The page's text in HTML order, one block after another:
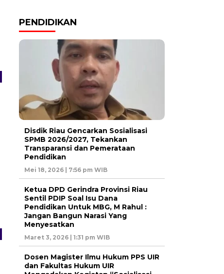
PENDIDIKAN
Disdik Riau Gencarkan Sosialisasi
SPMB 2026/2027, Tekankan
Transparansi dan Pemerataan
Pendidikan
Mei 18, 2026 | 7:56 pm WIB
Ketua DPD Gerindra Provinsi Riau
Sentil PDIP Soal Isu Dana
Pendidikan Untuk MBG, M Rahul :
Jangan Bangun Narasi Yang
Menyesatkan
Maret 3, 2026 | 1:31 pm WIB
Dosen Magister Ilmu Hukum PPS UIR
dan Fakultas Hukum UIR